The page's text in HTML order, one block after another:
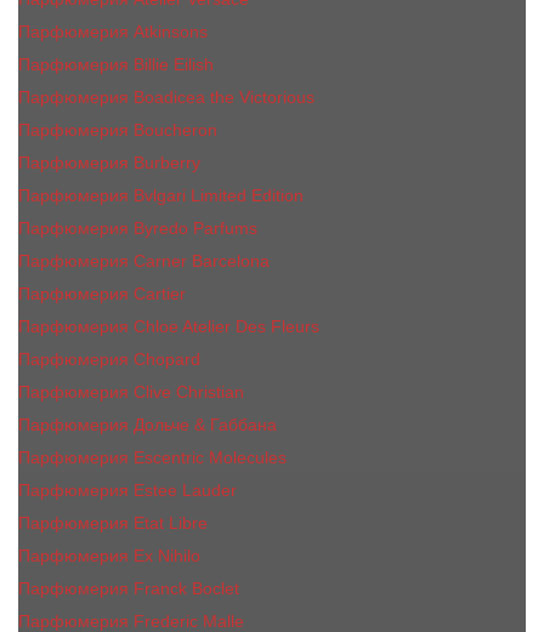
Парфюмерия Atkinsons
Парфюмерия Billie Eilish
Парфюмерия Boadicea the Victorious
Парфюмерия Boucheron
Парфюмерия Burberry
Парфюмерия Bvlgari Limited Edition
Парфюмерия Byredo Parfums
Парфюмерия Carner Barcelona
Парфюмерия Cartier
Парфюмерия Chloe Atelier Des Fleurs
Парфюмерия Сhopard
Парфюмерия Clive Christian
Парфюмерия Дольче & Габбана
Парфюмерия Escentric Molecules
Парфюмерия Estee Lаudеr
Парфюмерия Etat Libre
Парфюмерия Ex Nihilo
Парфюмерия Franck Boclet
Парфюмерия Frеderic Mаlle